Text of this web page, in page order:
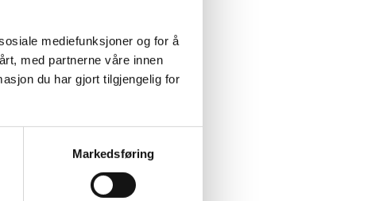
mediefunksjoner og for å
med partnerne våre innen
du har gjort tilgjengelig for
Markedsføring
er fylt
under
øvelsene